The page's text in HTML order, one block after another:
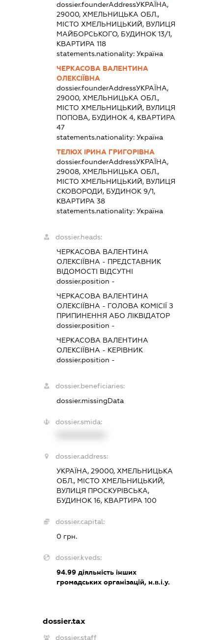
dossier.founderAddressУКРАЇНА,
29000, ХМЕЛЬНИЦЬКА ОБЛ.,
МІСТО ХМЕЛЬНИЦЬКИЙ, ВУЛИЦЯ
МАЙБОРСЬКОГО, БУДИНОК 13/1,
КВАРТИРА 118
statements.nationality:Україна
ЧЕРКАСОВА ВАЛЕНТИНА
ОЛЕКСІЇВНА
dossier.founderAddressУКРАЇНА,
29000, ХМЕЛЬНИЦЬКА ОБЛ.,
МІСТО ХМЕЛЬНИЦЬКИЙ, ВУЛИЦЯ
ПОПОВА, БУДИНОК 4, КВАРТИРА
47
statements.nationality:Україна
ТЕЛЮХ ІРИНА ГРИГОРІВНА
dossier.founderAddressУКРАЇНА,
29008, ХМЕЛЬНИЦЬКА ОБЛ.,
МІСТО ХМЕЛЬНИЦЬКИЙ, ВУЛИЦЯ
СКОВОРОДИ, БУДИНОК 9/1,
КВАРТИРА 38
statements.nationality:Україна
dossier.heads:
ЧЕРКАСОВА ВАЛЕНТИНА
ОЛЕКСІЇВНА - ПРЕДСТАВНИК
ВІДОМОСТІ ВІДСУТНІ
dossier.position -
ЧЕРКАСОВА ВАЛЕНТИНА
ОЛЕКСІЇВНА - ГОЛОВА КОМІСІЇ З
ПРИПИНЕННЯ АБО ЛІКВІДАТОР
dossier.position -
ЧЕРКАСОВА ВАЛЕНТИНА
ОЛЕКСІЇВНА - КЕРІВНИК
dossier.position -
dossier.beneficiaries:
dossier.missingData
dossier.smida:
dossier.address:
УКРАЇНА, 29000, ХМЕЛЬНИЦЬКА
ОБЛ., МІСТО ХМЕЛЬНИЦЬКИЙ,
ВУЛИЦЯ ПРОСКУРІВСЬКА,
БУДИНОК 16, КВАРТИРА 100
dossier.capital:
0 грн.
dossier.kveds:
94.99 діяльність інших
громадських організацій, н.в.і.у.
dossier.tax
dossier.staff